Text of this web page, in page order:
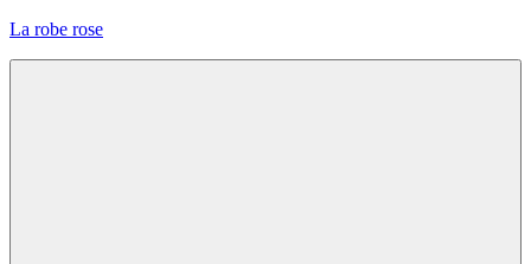
Skip
La robe rose